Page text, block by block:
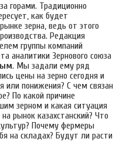
горами. Традиционно
как будет
зерна, ведь от этого
Редакция
группы компаний
аналитики Зернового союза
. Мы задали ему ряд
цены на зерно сегодня и
или понижения? С чем связан
По какой причине
зерном и какая ситуация
рынок казахстанский? Что
Почему фермеры
на складах? Будут ли расти